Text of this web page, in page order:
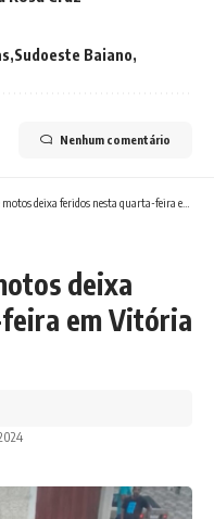
Sudoeste Baiano
Nenhum comentário
feridos nesta quarta-feira em Vitória da Conquista
deixa
em Vitória